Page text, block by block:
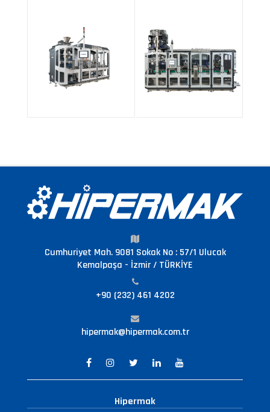
Cumhuriyet Mah. 9081 Sokak No : 57/1 Ulucak
Kemalpaşa - İzmir / TÜRKİYE
+90 (232) 461 4202
hipermak@hipermak.com.tr
Hipermak